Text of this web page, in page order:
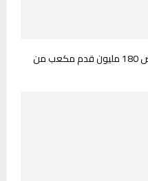
رئيس مؤسسة النفط: نقترب من خفض 180 مليون قدم مكعب من